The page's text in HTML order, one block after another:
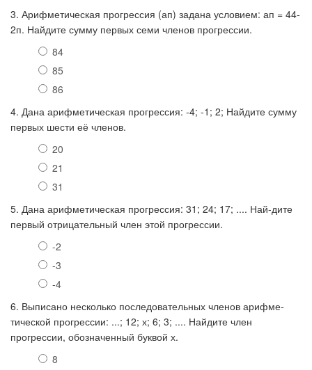
3. Арифметическая прогрессия (ап) задана условием: ап = 44-
2п. Найдите сумму первых семи членов прогрессии.
84
85
86
4. Дана арифметическая прогрессия: -4; -1; 2; Найдите сумму
первых шести её членов.
20
21
31
5. Дана арифметическая прогрессия: 31; 24; 17; .... Най-дите
первый отрицательный член этой прогрессии.
-2
-3
-4
6. Выписано несколько последовательных членов арифме-
тической прогрессии: ...; 12; х; 6; 3; .... Найдите член
прогрессии, обозначенный буквой х.
8